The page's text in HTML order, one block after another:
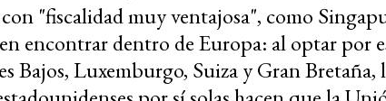
"fiscalidad muy ventajosa", como
encontrar dentro de Europa: al optar por
Bajos, Luxemburgo, Suiza y Gran Bretaña,